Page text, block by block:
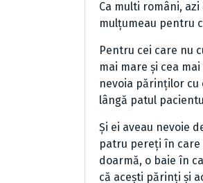
Ca multi români,
mulțumeau pentru
Pentru cei care nu
mai mare și cea
nevoia părinților cu
lângă patul
Și ei aveau nevoie
patru pereți în care
doarmă, o baie în
că acești părinți și